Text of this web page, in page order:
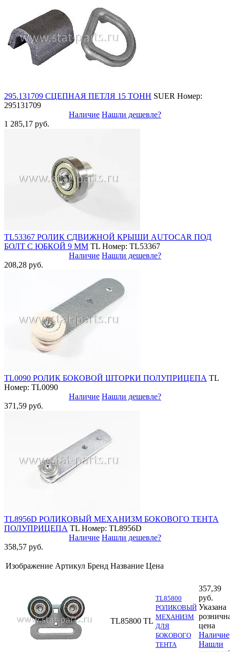
295.131709 СЦЕПНАЯ ПЕТЛЯ 15 ТОНН SUER Номер:
295131709
Наличие Нашли дешевле?
1 285,17 руб.
TL53367 РОЛИК СДВИЖНОЙ КРЫШИ AUTOCAR ПОД
БОЛТ С ЮБКОЙ 9 ММ TL Номер: TL53367
Наличие Нашли дешевле?
208,28 руб.
TL0090 РОЛИК БОКОВОЙ ШТОРКИ ПОЛУПРИЦЕПА TL
Номер: TL0090
Наличие Нашли дешевле?
371,59 руб.
TL8956D РОЛИКОВЫЙ МЕХАНИЗМ БОКОВОГО ТЕНТА
ПОЛУПРИЦЕПА TL Номер: TL8956D
Наличие Нашли дешевле?
358,57 руб.
Изображение Артикул Бренд Название Цена
TL85800 TL
TL85800
РОЛИКОВЫЙ
МЕХАНИЗМ
ДЛЯ
БОКОВОГО
ТЕНТА
357,39
руб.
Указана
цена
Наличие
Нашли